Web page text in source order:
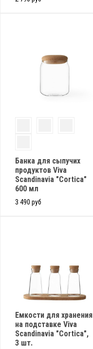
Банка для сыпучих
продуктов Viva
Scandinavia "Cortica"
600 мл
3 490 руб
Емкости для хранения
на подставке Viva
Scandinavia "Cortica",
3 шт.